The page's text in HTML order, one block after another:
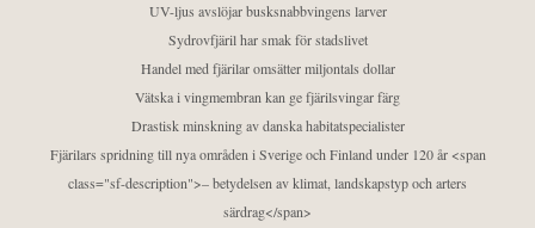
UV-ljus avslöjar busksnabbvingens larver
Sydrovfjäril har smak för stadslivet
Handel med fjärilar omsätter miljontals dollar
Vätska i vingmembran kan ge fjärilsvingar färg
Drastisk minskning av danska habitatspecialister
Fjärilars spridning till nya områden i Sverige och Finland under 120 år <span
class="sf-description">– betydelsen av klimat, landskapstyp och arters
särdrag</span>